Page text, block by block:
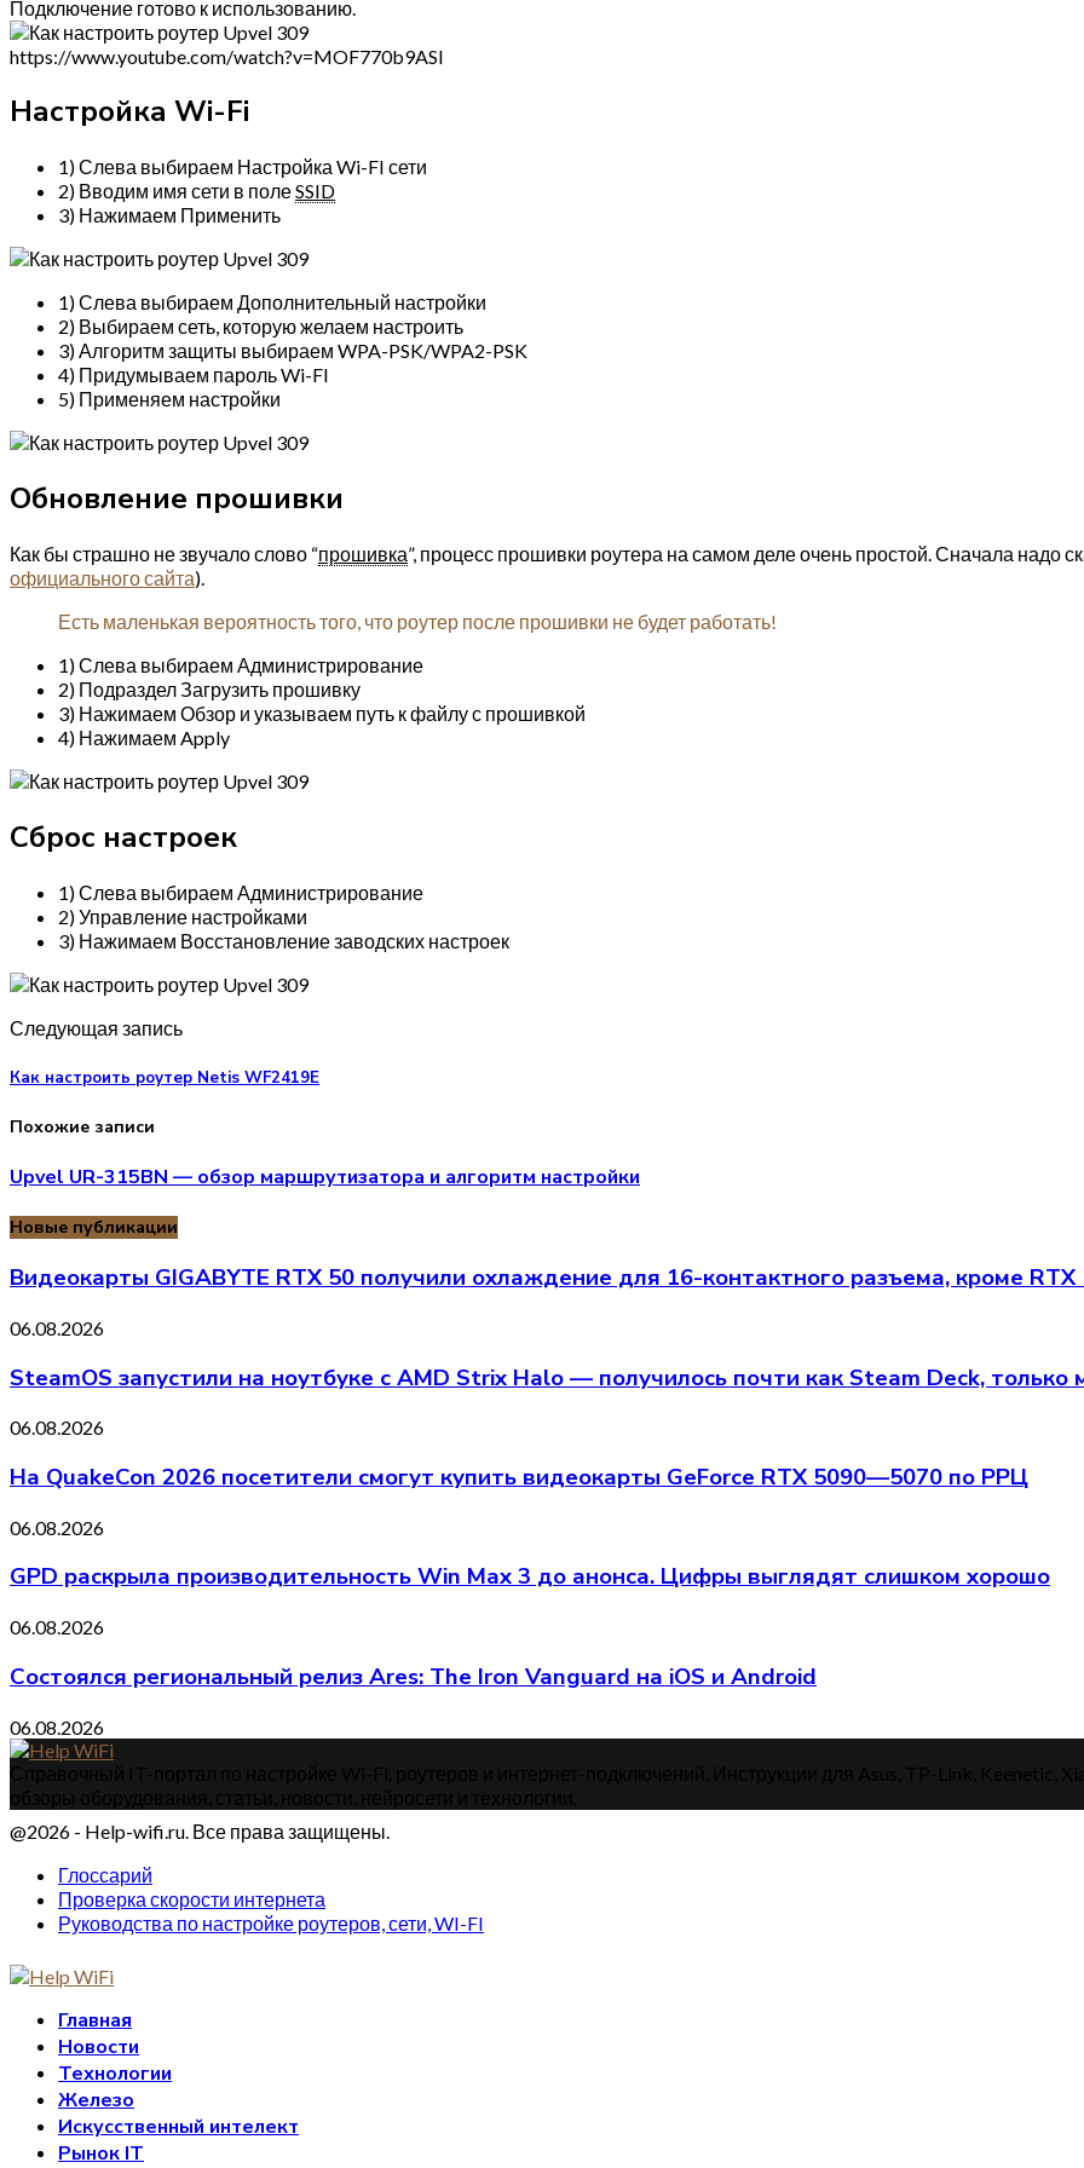
Подключение готово к использованию.
https://www.youtube.com/watch?v=MOF770b9ASI
Настройка Wi-Fi
1) Слева выбираем Настройка Wi-FI сети
2) Вводим имя сети в полеSSID
3) Нажимаем Применить
1) Слева выбираем Дополнительный настройки
2) Выбираем сеть, которую желаем настроить
3) Алгоритм защиты выбираем WPA-PSK/WPA2-PSK
4) Придумываем пароль Wi-FI
5) Применяем настройки
Обновление прошивки
Как бы страшно не звучало слово “прошивка”, процесс прошивки роутера на самом деле очень простой. Сначала надо
официального сайта).
Есть маленькая вероятность того, что роутер после прошивки не будет работать!
1) Слева выбираем Администрирование
2) Подраздел Загрузить прошивку
3) Нажимаем Обзор и указываем путь к файлу с прошивкой
4) Нажимаем Apply
Сброс настроек
1) Слева выбираем Администрирование
2) Управление настройками
3) Нажимаем Восстановление заводских настроек
Следующая запись
Как настроить роутер Netis WF2419E
Похожие записи
Upvel UR-315BN — обзор маршрутизатора и алгоритм настройки
Новые публикации
Видеокарты GIGABYTE RTX 50 получили охлаждение для 16-контактного разъема, кроме RTX
06.08.2026
SteamOS запустили на ноутбуке с AMD Strix Halo — получилось почти как Steam Deck, только
06.08.2026
На QuakeCon 2026 посетители смогут купить видеокарты GeForce RTX 5090—5070 по РРЦ
06.08.2026
GPD раскрыла производительность Win Max 3 до анонса. Цифры выглядят слишком хорошо
06.08.2026
Состоялся региональный релиз Ares: The Iron Vanguard на iOS и Android
06.08.2026
@2026 - Help-wifi.ru. Все права защищены.
Глоссарий
Проверка скорости интернета
Руководства по настройке роутеров, сети, WI-FI
Главная
Новости
Технологии
Железо
Искусственный интелект
Рынок IT